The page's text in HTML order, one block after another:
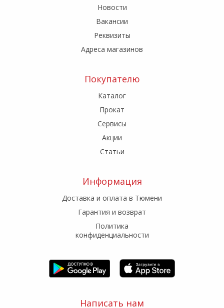
Новости
Вакансии
Реквизиты
Адреса магазинов
Покупателю
Каталог
Прокат
Сервисы
Акции
Статьи
Информация
Доставка и оплата в Тюмени
Гарантия и возврат
Политика
конфиденциальности
Написать нам